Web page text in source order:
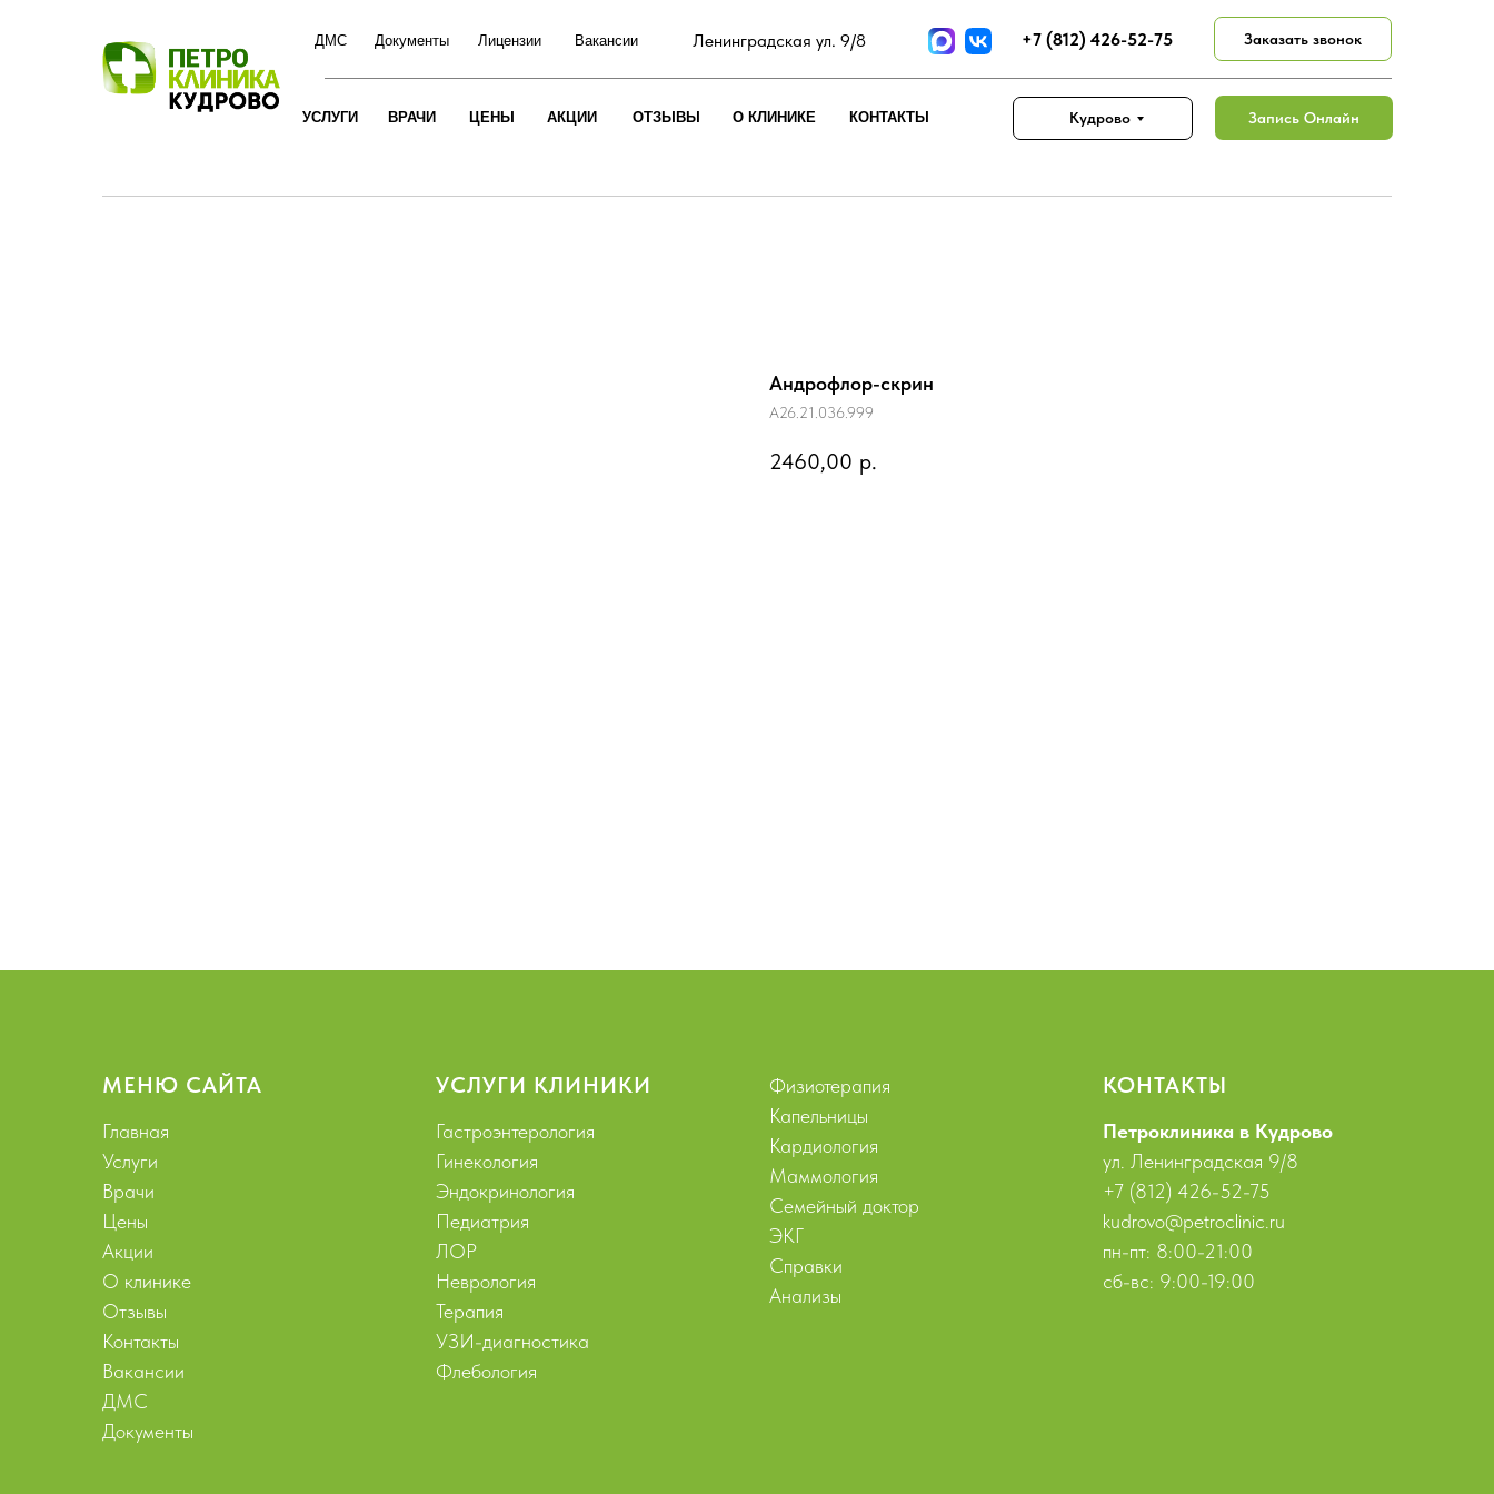
+7 (812) 426-52-75
Запись Онлайн
УСЛУГИ ЦЕНЫ О КЛИНИКЕ КОНТАКТЫ
ОТЗЫВЫ
ВРАЧИ АКЦИИ
ДМС Документы Вакансии
Лицензии Заказать звонок
Кудрово
Ленинградская ул. 9/8
Андрофлор-скрин
A26.21.036.999
2460,00 р.
МЕНЮ САЙТА
Главная
Услуги
Врачи
Цены
Акции
О клинике
Отзывы
Контакты
Вакансии
ДМС
Документы
УСЛУГИ КЛИНИКИ
Гастроэнтерология
Гинекология
Эндокринология
Педиатрия
ЛОР
Неврология
Терапия
УЗИ-диагностика
Флебология
Физиотерапия
Капельницы
Кардиология
Маммология
Семейный доктор
ЭКГ
Справки
Анализы
КОНТАКТЫ
Петроклиника в Кудрово
ул. Ленинградская 9/8
+7 (812) 426-52-75
kudrovo@petroclinic.ru
пн-пт: 8:00-21:00
сб-вс: 9:00-19:00